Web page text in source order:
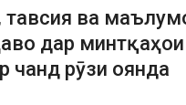
тавсия ва
дар минтқаҳои
чанд рӯзи оянда